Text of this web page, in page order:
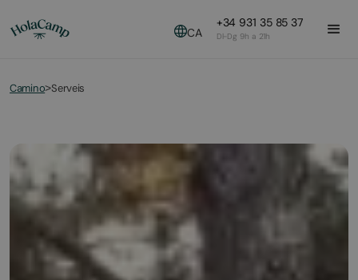
CA
+34 931 35 85 37
Dl-Dg 9h a 21h
Camino>Serveis